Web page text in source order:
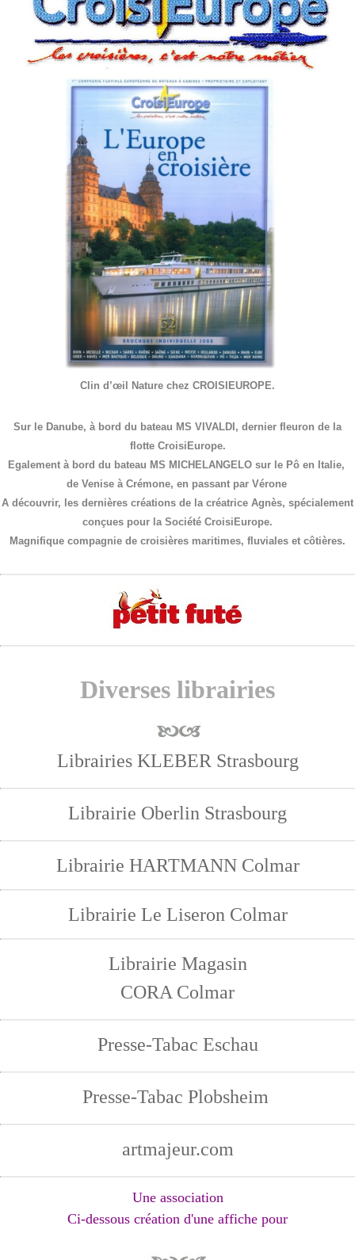
Clin d’œil Nature chez CROISIEUROPE.
Sur le Danube, à bord du bateau MS VIVALDI, dernier fleuron de la
flotte CroisiEurope.
Egalement à bord du bateau MS MICHELANGELO sur le Pô en Italie,
de Venise à Crémone, en passant par Vérone
A découvrir, les dernières créations de la créatrice Agnès, spécialement
conçues pour la Société CroisiEurope.
Magnifique compagnie de croisières maritimes, fluviales et côtières.
Diverses librairies
Librairies KLEBER Strasbourg
Librairie Oberlin Strasbourg
Librairie HARTMANN Colmar
Librairie Le Liseron Colmar
Librairie Magasin
CORA Colmar
Presse-Tabac Eschau
Presse-Tabac Plobsheim
artmajeur.com
Une association
Ci-dessous création d'une affiche pour